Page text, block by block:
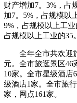
财产增加7。3%，占
加7。5%，占规模以
9%，占规模以上工业
占规模以上工业的35
全年全市共欢迎旅
元。全市旅逛景区46
10家。全市星级酒店
级酒店1家。全市旅
家，网点161家。